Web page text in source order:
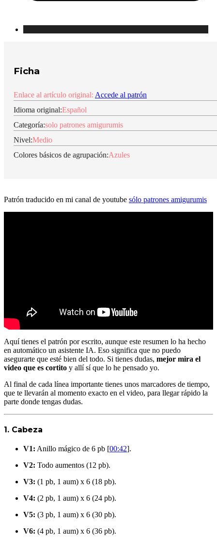
Ficha
Enlace al artículo original: Accede al patrón
Idioma original:Español
Categoría:solo patrones amigurumis
Nivel:Medio
Colores básicos de agrupación:Azules
Patrón traducido en mi canal de youtube sólo patrones amigurumis
Aquí tienes el patrón por escrito, aunque este resumen lo ha hecho
en automático un asistente IA. Eso significa que no puedo
asegurarte que esté bien del todo. Si tienes dudas, mejor mira el
video que es cortito y allí sí que lo he pensado yo.
Al final de cada línea importante tienes unos marcadores de tiempo,
que te llevarán al momento exacto en el video, para llegar rápido la
parte donde tengas dudas.
1. Cabeza
V1: Anillo mágico de 6 pb [00:42].
V2: Todo aumentos (12 pb).
V3: (1 pb, 1 aum) x 6 (18 pb).
V4: (2 pb, 1 aum) x 6 (24 pb).
V5: (3 pb, 1 aum) x 6 (30 pb).
V6: (4 pb, 1 aum) x 6 (36 pb).